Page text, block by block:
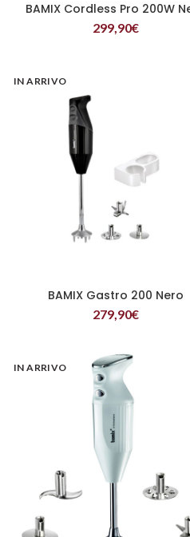
LEGGI TUTTO
BAMIX Cordless Pro 200W
299,90€
IN ARRIVO
LEGGI TUTTO
BAMIX Gastro 200 Nero
279,90€
IN ARRIVO